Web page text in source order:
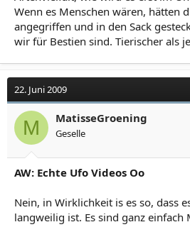
Wenn es Menschen wären, hätten
angegriffen und in den Sack
wir für Bestien sind. Tierischer als
22. Juni 2009
M MatisseGroening
Geselle
AW: Echte Ufo Videos Oo
Nein, in Wirklichkeit is es so, dass
langweilig ist. Es sind ganz einfach